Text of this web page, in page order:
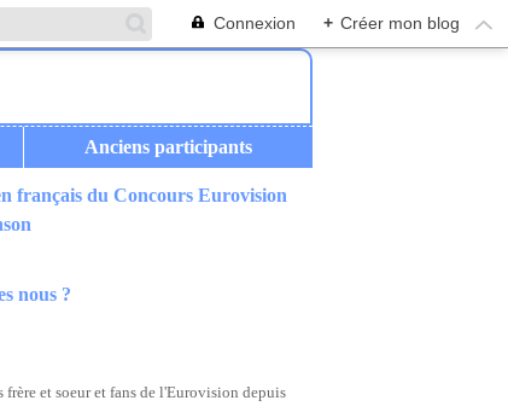
Connexion + Créer mon blog
Anciens participants
français du Concours Eurovision
nous ?
frère et soeur et fans de l'Eurovision depuis